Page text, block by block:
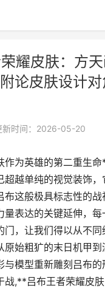
耀皮肤：方
论皮肤设计
新时间：2026-05-20
作为英雄的第二重生
超越单纯的视觉装饰
布这般极具标志性的
量表达的关键延伸，
门，让我们得以从不
原始粗犷的末日机甲
与模型重新雕刻吕布的
战,**吕布王者荣耀皮